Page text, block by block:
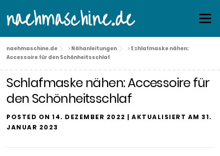
to
content
naehmaschine.de Menu
naehmaschine.de > Nähanleitungen > Schlafmaske nähen:
Accessoire für den Schönheitsschlaf
Schlafmaske nähen: Accessoire für
den Schönheitsschlaf
POSTED ON14. DEZEMBER 2022 | AKTUALISIERT AM 31.
JANUAR 2023